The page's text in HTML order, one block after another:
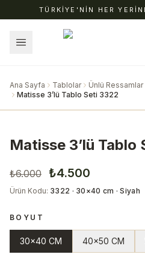
TÜRKİYE'NİN HER
Ana Sayfa Tablolar Ünlü Ressamlar
Matisse 3’lü Tablo Seti 3322
Matisse 3’lü Tablo
₺6.000 ₺4.500
Ürün Kodu: 3322 · 30×40 cm · Siyah
BOYUT
30x40 CM 40x50 CM